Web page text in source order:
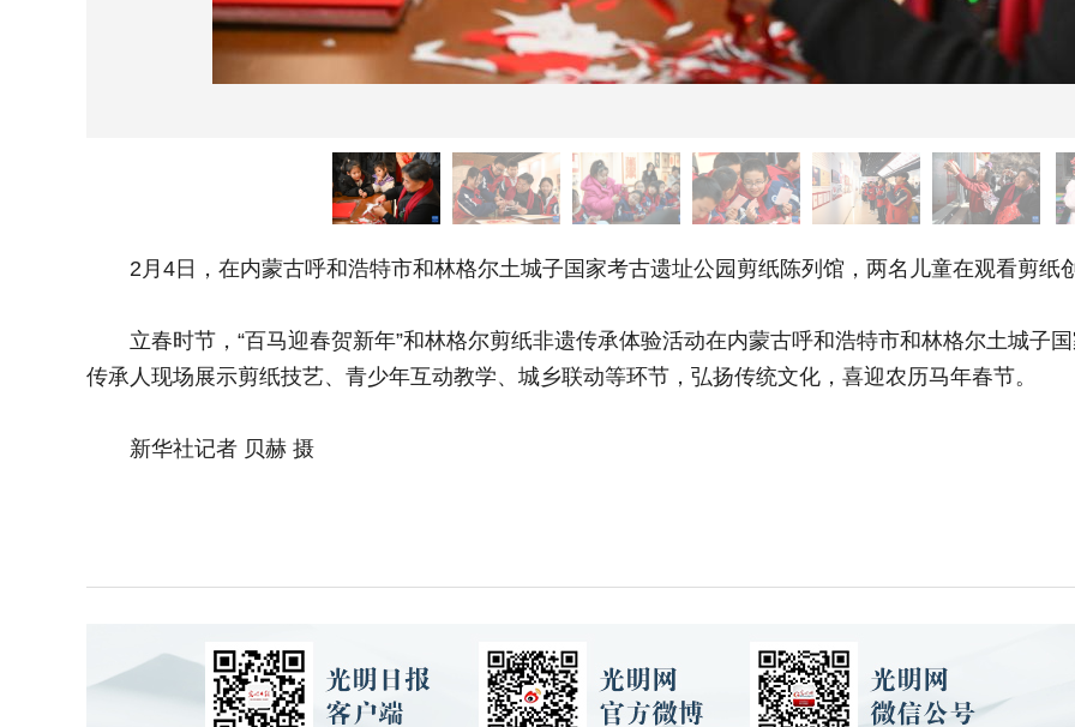
2月4日，在内蒙古呼和浩特市和林格尔土城子国家考古遗址公园剪纸陈列馆，两名儿童在观看剪纸
立春时节，“百马迎春贺新年”和林格尔剪纸非遗传承体验活动在内蒙古呼和浩特市和林格尔土城子
传承人现场展示剪纸技艺、青少年互动教学、城乡联动等环节，弘扬传统文化，喜迎农历马年春节。
新华社记者 贝赫 摄